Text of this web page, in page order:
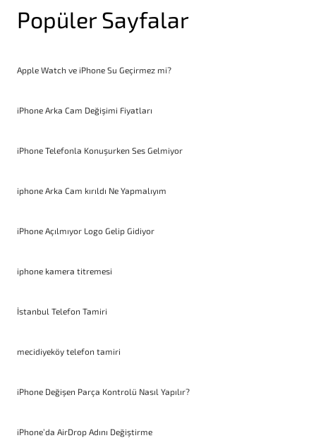
Popüler Sayfalar
Apple Watch ve iPhone Su Geçirmez mi?
iPhone Arka Cam Değişimi Fiyatları
iPhone Telefonla Konuşurken Ses Gelmiyor
iphone Arka Cam kırıldı Ne Yapmalıyım
iPhone Açılmıyor Logo Gelip Gidiyor
iphone kamera titremesi
İstanbul Telefon Tamiri
mecidiyeköy telefon tamiri
iPhone Değişen Parça Kontrolü Nasıl Yapılır?
iPhone’da AirDrop Adını Değiştirme